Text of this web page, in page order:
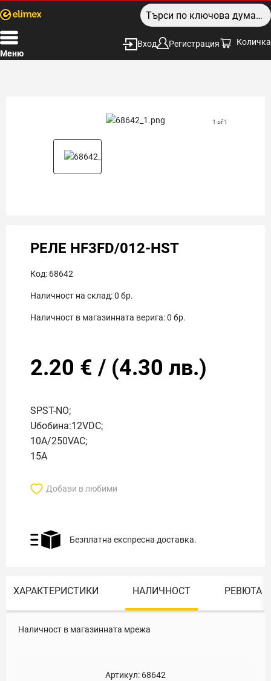
Меню
Вход Регистрация Количка
1 of 1
РЕЛЕ HF3FD/012-HST
Код: 68642
Наличност на склад:0 бр.
Наличност в магазинната верига:0 бр.
2.20 € / (4.30 лв.)
SPST-NO;
Uбобина:12VDC;
10A/250VAC;
15A
Добави в любими
Безплатна експресна доставка.
ХАРАКТЕРИСТИКИ НАЛИЧНОСТ РЕВЮТА
Наличност в магазинната мрежа
Артикул: 68642